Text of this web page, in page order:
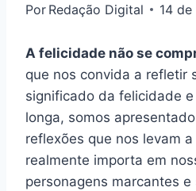
Por Redação Digital 14
A felicidade não se
que nos convida a refletir
significado da felicidade
longa, somos
reflexões que nos levam
realmente importa em
personagens marcantes